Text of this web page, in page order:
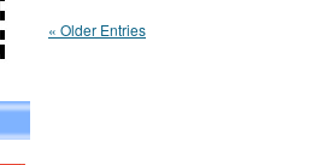
« Older Entries